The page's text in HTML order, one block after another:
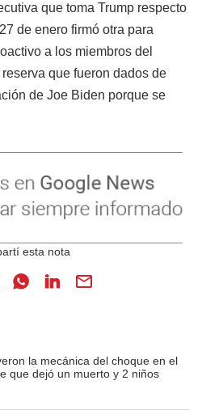
que toma Trump respecto
de enero firmó otra para
a los miembros del
que fueron dados de
de Joe Biden porque se
la mecánica del choque en el
que dejó un muerto y 2 niños